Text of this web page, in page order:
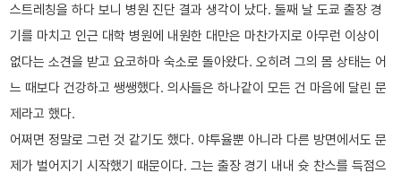
스트레칭을 하다 보니 병원 진단 결과 생각이 났다. 둘째 날 도쿄 출장 경
기를 마치고 인근 대학 병원에 내원한 대만은 마찬가지로 아무런 이상이
없다는 소견을 받고 요코하마 숙소로 돌아왔다. 오히려 그의 몸 상태는 어
느 때보다 건강하고 쌩쌩했다. 의사들은 하나같이 모든 건 마음에 달린 문
제라고 했다.
어쩌면 정말로 그런 것 같기도 했다. 야투율뿐 아니라 다른 방면에서도 문
제가 벌어지기 시작했기 때문이다. 그는 출장 경기 내내 슛 찬스를 득점으